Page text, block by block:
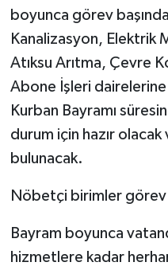
boyunca görev
Kanalizasyon, Elektrik
Atıksu Arıtma, Çevre
Abone İşleri
Kurban Bayramı
durum için hazır
bulunacak.
Nöbetçi birimler görev
Bayram boyunca
hizmetlere kadar